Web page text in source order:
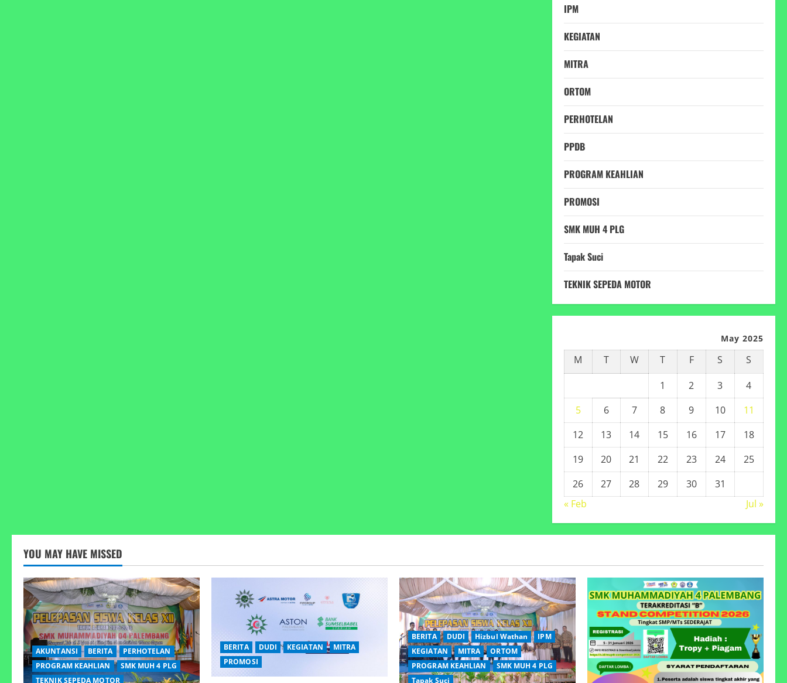
IPM
KEGIATAN
MITRA
ORTOM
PERHOTELAN
PPDB
PROGRAM KEAHLIAN
PROMOSI
SMK MUH 4 PLG
Tapak Suci
TEKNIK SEPEDA MOTOR
May 2025
M T W T F S
S
1
2 3
4
5
6 7 8 9 10
11
12
13 14 15 16 17
18
19
20 21 22 23 24
25
26
27 28 29 30
31
« Feb
Jul »
YOU MAY HAVE MISSED
AKUNTANSI BERITA
PERHOTELAN
PROGRAM KEAHLIAN
SMK MUH 4 PLG
TEKNIK SEPEDA MOTOR
BERITA DUDI KEGIATAN
MITRA
PROMOSI
BERITA DUDI Hizbul Wathan
IPM
KEGIATAN
MITRA
ORTOM
PROGRAM KEAHLIAN
SMK MUH 4 PLG
Tapak Suci